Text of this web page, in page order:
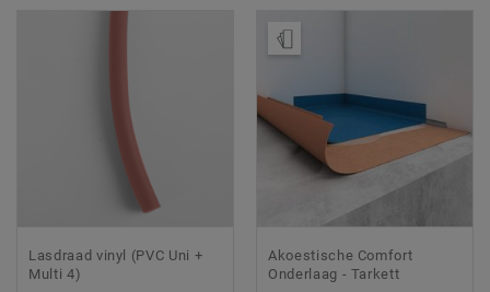
Lasdraad vinyl (PVC Uni +
Multi 4)
Akoestische Comfort
Onderlaag - Tarkett